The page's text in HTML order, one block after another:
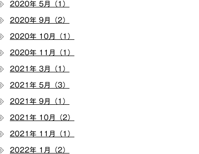
2020年 5月（1）
2020年 9月（2）
2020年 10月（1）
2020年 11月（1）
2021年 3月（1）
2021年 5月（3）
2021年 9月（1）
2021年 10月（2）
2021年 11月（1）
2022年 1月（2）